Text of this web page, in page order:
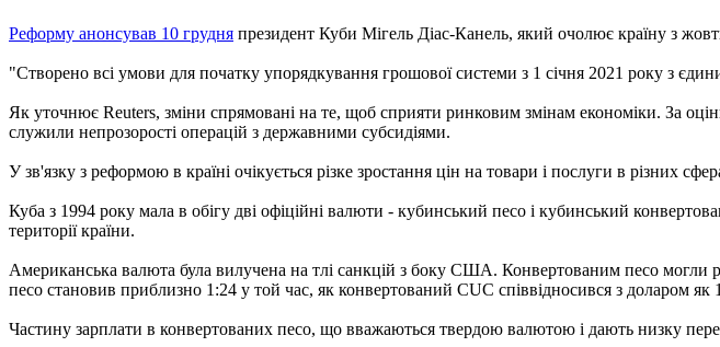
Реформу анонсував 10 грудня президент Куби Мігель Діас-Канель, який очолює країну з
"Створено всі умови для початку упорядкування грошової системи з 1 січня 2021 року з
Як уточнює Reuters, зміни спрямовані на те, щоб сприяти ринковим змінам економіки. За
служили непрозорості операцій з державними субсидіями.
У зв'язку з реформою в країні очікується різке зростання цін на товари і послуги в різних
Куба з 1994 року мала в обігу дві офіційні валюти - кубинський песо і кубинський
території країни.
Американська валюта була вилучена на тлі санкцій з боку США. Конвертованим песо могли
песо становив приблизно 1:24 у той час, як конвертований CUC співвідносився з доларом
Частину зарплати в конвертованих песо, що вважаються твердою валютою і дають низку